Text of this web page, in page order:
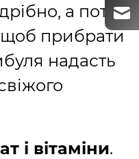
а потім
прибрати
надасть
і вітаміни.